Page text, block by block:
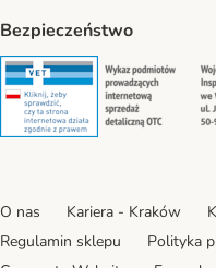
Bezpieczeństwo
Security
O nas Kariera - Kraków
Regulamin sklepu
Polityka